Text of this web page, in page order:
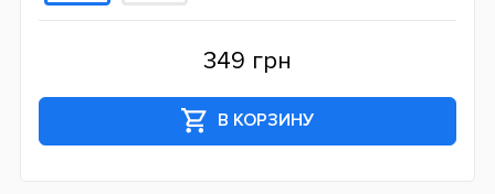
349 грн
В КОРЗИНУ